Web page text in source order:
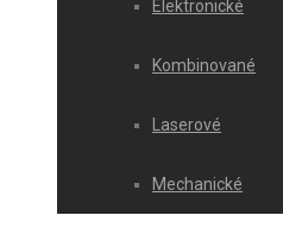
Elektronické
Kombinované
Laserové
Mechanické